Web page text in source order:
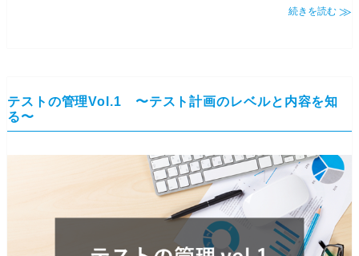
続きを読む
テストの管理Vol.1 〜テスト計画のレベルと内容を知
る〜